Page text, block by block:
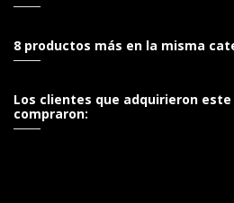
8 productos más en la misma
Los clientes que adquirieron
compraron: